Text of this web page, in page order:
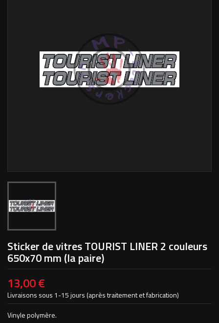
Sticker de vitres TOURIST LINER 2 couleurs
650x70 mm (la paire)
13,00 €
Livraisons sous 1-15 jours (après traitement et fabrication)
Vinyle polymère.